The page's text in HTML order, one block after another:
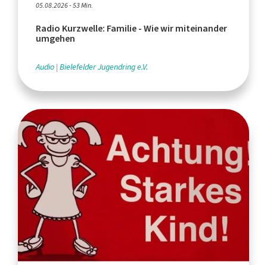
05.08.2026 - 53 Min.
Radio Kurzwelle: Familie - Wie wir miteinander
umgehen
Audio Bielefelder Jugendring e.V.